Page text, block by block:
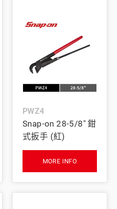
PWZ4
Snap-on 28-5/8" 鉗
式扳手 (紅)
MORE INFO